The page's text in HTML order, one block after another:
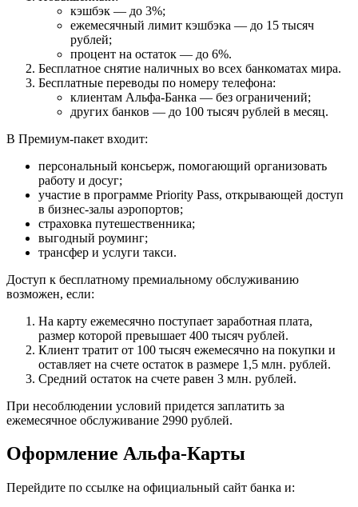
кэшбэк — до 3%;
ежемесячный лимит кэшбэка — до 15 тысяч
рублей;
процент на остаток — до 6%.
Бесплатное снятие наличных во всех банкоматах мира.
Бесплатные переводы по номеру телефона:
клиентам Альфа-Банка — без ограничений;
других банков — до 100 тысяч рублей в месяц.
В Премиум-пакет входит:
персональный консьерж, помогающий организовать
работу и досуг;
участие в программе Priority Pass, открывающей доступ
в бизнес-залы аэропортов;
страховка путешественника;
выгодный роуминг;
трансфер и услуги такси.
Доступ к бесплатному премиальному обслуживанию
возможен, если:
На карту ежемесячно поступает заработная плата,
размер которой превышает 400 тысяч рублей.
Клиент тратит от 100 тысяч ежемесячно на покупки и
оставляет на счете остаток в размере 1,5 млн. рублей.
Средний остаток на счете равен 3 млн. рублей.
При несоблюдении условий придется заплатить за
ежемесячное обслуживание 2990 рублей.
Оформление Альфа-Карты
Перейдите по ссылке на официальный сайт банка и: